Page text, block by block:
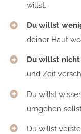
willst.
Du willst
deiner Haut
Du willst
und Zeit
Du willst
umgehen
Du willst